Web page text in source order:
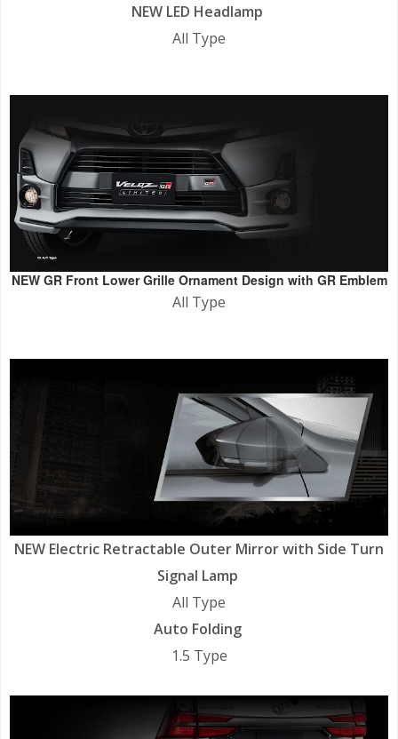
NEW LED Headlamp
All Type
NEW GR Front Lower Grille Ornament Design with GR Emblem
All Type
NEW Electric Retractable Outer Mirror with Side Turn
Signal Lamp
All Type
Auto Folding
1.5 Type